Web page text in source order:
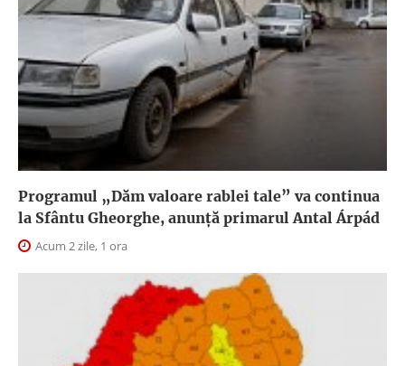
Programul „Dăm valoare rablei tale” va continua
la Sfântu Gheorghe, anunţă primarul Antal Árpád
Acum 2 zile, 1 ora